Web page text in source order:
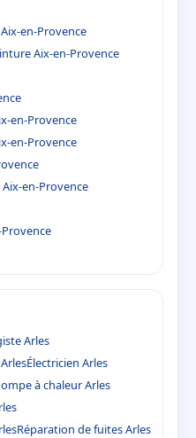
en-Provence
Aix-en-Provence
en-Provence
en-Provence
en-Provence
Arles
Électricien Arles
à chaleur Arles
Réparation de fuites Arles